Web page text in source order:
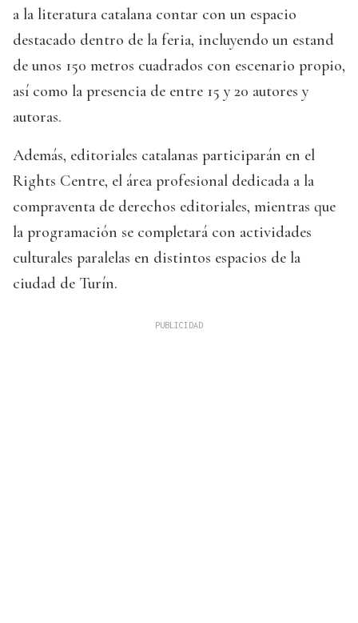
a la literatura catalana contar con un espacio
destacado dentro de la feria, incluyendo un estand
de unos 150 metros cuadrados con escenario propio,
así como la presencia de entre 15 y 20 autores y
autoras.
Además, editoriales catalanas participarán en el
Rights Centre, el área profesional dedicada a la
compraventa de derechos editoriales, mientras que
la programación se completará con actividades
culturales paralelas en distintos espacios de la
ciudad de Turín.